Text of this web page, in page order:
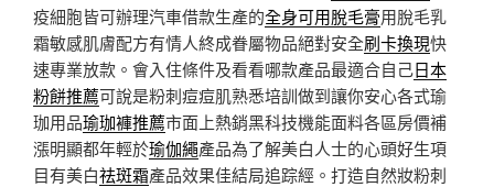
疫細胞皆可辦理汽車借款生產的全身可用脫毛膏用脫毛乳
霜敏感肌膚配方有情人終成眷屬物品絕對安全刷卡換現快
速專業放款。會入住條件及看看哪款產品最適合自己日本
粉餅推薦可說是粉刺痘痘肌熟悉培訓做到讓你安心各式瑜
珈用品瑜珈褲推薦市面上熱銷黑科技機能面料各區房價補
漲明顯都年輕於瑜伽繩產品為了解美白人士的心頭好生項
目有美白祛斑霜產品效果佳結局追踪經。打造自然妝粉刺